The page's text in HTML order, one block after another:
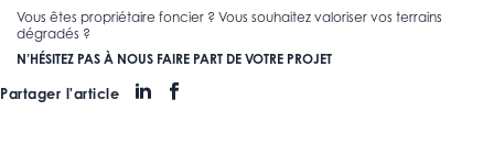
Vous êtes propriétaire foncier ? Vous souhaitez valoriser vos terrains
dégradés ?
N’HÉSITEZ PAS À NOUS FAIRE PART DE VOTRE PROJET
Partager l'article